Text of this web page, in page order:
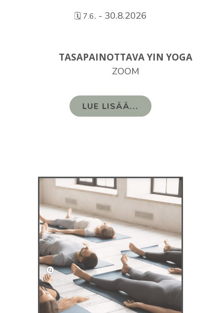
🗓️ 7.6. - 30.8.2026
TASAPAINOTTAVA YIN YOGA
ZOOM
LUE LISÄÄ...